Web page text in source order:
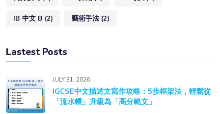
IB 中文 B (2) 藝術手法 (2)
Lastest Posts
JULY 31, 2026
IGCSE中文描述文寫作攻略：5步框架法，輕鬆從
「流水帳」升級為「高分範文」